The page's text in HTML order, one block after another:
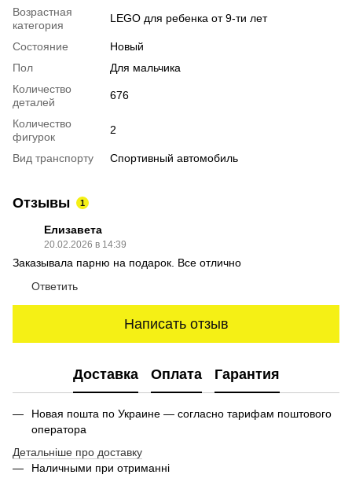
Возрастная
категория
LEGO для ребенка от 9-ти лет
Состояние
Новый
Пол
Для мальчика
Количество
деталей
676
Количество
фигурок
2
Вид транспорту Спортивный автомобиль
Отзывы 1
Елизавета
20.02.2026 в 14:39
Заказывала парню на подарок. Все отлично
Ответить
Написать отзыв
Доставка Оплата Гарантия
Новая пошта по Украине — согласно тарифам поштового
оператора
Детальніше про доставку
Наличными при отриманні